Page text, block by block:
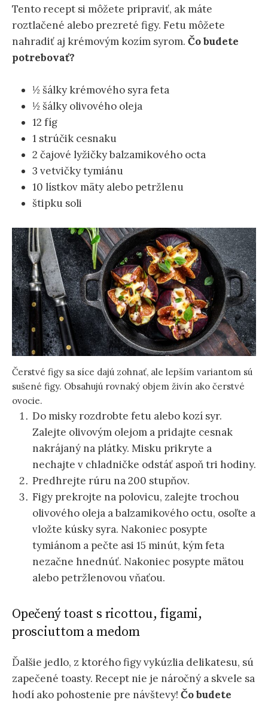
Tento recept si môžete pripraviť, ak máte
roztlačené alebo prezreté figy. Fetu môžete
nahradiť aj krémovým kozím syrom. Čo budete
potrebovať?
½ šálky krémového syra feta
½ šálky olivového oleja
12 fíg
1 strúčik cesnaku
2 čajové lyžičky balzamikového octa
3 vetvičky tymiánu
10 lístkov mäty alebo petržlenu
štipku soli
Čerstvé figy sa síce dajú zohnať, ale lepším variantom sú
sušené figy. Obsahujú rovnaký objem živín ako čerstvé
ovocie.
Do misky rozdrobte fetu alebo kozí syr.
Zalejte olivovým olejom a pridajte cesnak
nakrájaný na plátky. Misku prikryte a
nechajte v chladničke odstáť aspoň tri hodiny.
Predhrejte rúru na 200 stupňov.
Figy prekrojte na polovicu, zalejte trochou
olivového oleja a balzamikového octu, osoľte a
vložte kúsky syra. Nakoniec posypte
tymiánom a pečte asi 15 minút, kým feta
nezačne hnednúť. Nakoniec posypte mätou
alebo petržlenovou vňaťou.
Opečený toast s ricottou, figami,
prosciuttom a medom
Ďalšie jedlo, z ktorého figy vykúzlia delikatesu, sú
zapečené toasty. Recept nie je náročný a skvele sa
hodí ako pohostenie pre návštevy! Čo budete